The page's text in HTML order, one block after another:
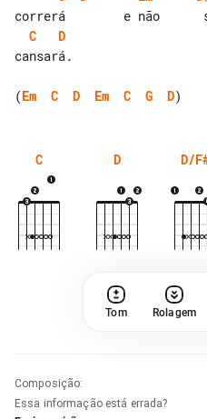
C
D
cansará.
(Em C D Em C G D
C D D/
Tom Rolagem
Composição:
Essa informação está errada?